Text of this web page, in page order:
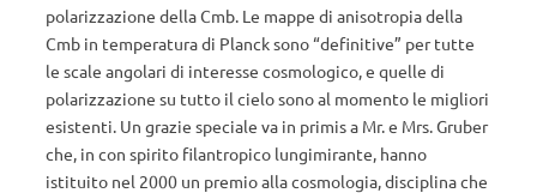
polarizzazione della Cmb. Le mappe di anisotropia della
Cmb in temperatura di Planck sono “definitive” per tutte
le scale angolari di interesse cosmologico, e quelle di
polarizzazione su tutto il cielo sono al momento le migliori
esistenti. Un grazie speciale va in primis a Mr. e Mrs. Gruber
che, in con spirito filantropico lungimirante, hanno
istituito nel 2000 un premio alla cosmologia, disciplina che